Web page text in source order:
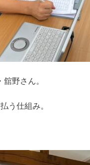
野さん。
う仕組み。